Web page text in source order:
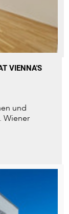
VIENNA'S
und
Wiener